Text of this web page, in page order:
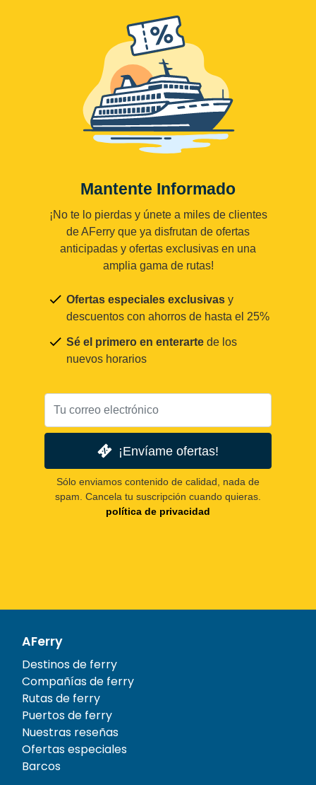
Mantente Informado
¡No te lo pierdas y únete a miles de clientes
de AFerry que ya disfrutan de ofertas
anticipadas y ofertas exclusivas en una
amplia gama de rutas!
Ofertas especiales exclusivas y
descuentos con ahorros de hasta el 25%
Sé el primero en enterarte de los
nuevos horarios
¡Envíame ofertas!
Sólo enviamos contenido de calidad, nada de
spam. Cancela tu suscripción cuando quieras.
política de privacidad
AFerry
Destinos de ferry
Compañías de ferry
Rutas de ferry
Puertos de ferry
Nuestras reseñas
Ofertas especiales
Barcos